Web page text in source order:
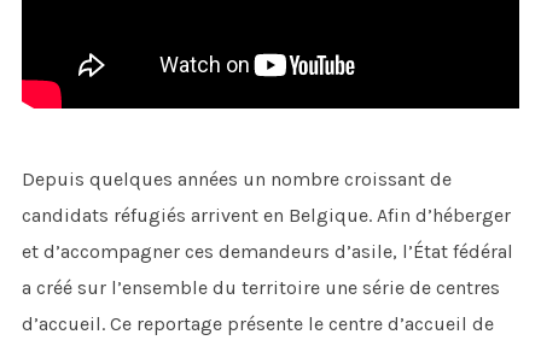
Depuis quelques années un nombre croissant de
candidats réfugiés arrivent en Belgique. Afin d’héberger
et d’accompagner ces demandeurs d’asile, l’État fédéral
a créé sur l’ensemble du territoire une série de centres
d’accueil. Ce reportage présente le centre d’accueil de